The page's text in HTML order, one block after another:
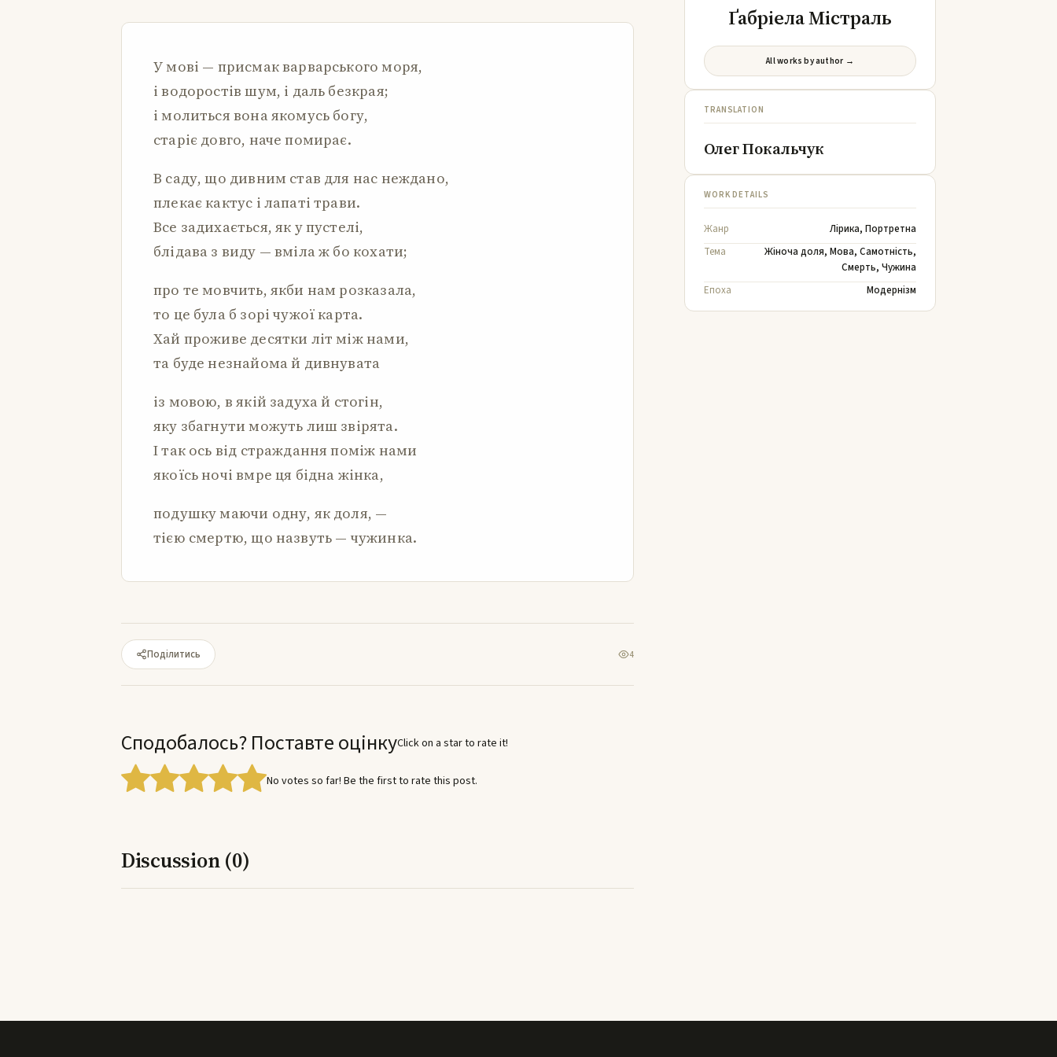
У мові — присмак варварського моря,
і водоростів шум, і даль безкрая;
і молиться вона якомусь богу,
старіє довго, наче помирає.
В саду, що дивним став для нас неждано,
плекає кактус і лапаті трави.
Все задихається, як у пустелі,
блідава з виду — вміла ж бо кохати;
про те мовчить, якби нам розказала,
то це була б зорі чужої карта.
Хай проживе десятки літ між нами,
та буде незнайома й дивнувата
із мовою, в якій задуха й стогін,
яку збагнути можуть лиш звірята.
І так ось від страждання поміж нами
якоїсь ночі вмре ця бідна жінка,
подушку маючи одну, як доля, —
тією смертю, що назвуть — чужинка.
Поділитись 4
Сподобалось? Поставте оцінкуClick on a star to rate it!
No votes so far! Be the first to rate this post.
Discussion (0)
Ґабріела Містраль
All works by author →
TRANSLATION
Олег Покальчук
WORK DETAILS
Жанр Лірика, Портретна
Тема
Жіноча доля, Мова, Самотність,
Смерть, Чужина
Епоха
Модернізм